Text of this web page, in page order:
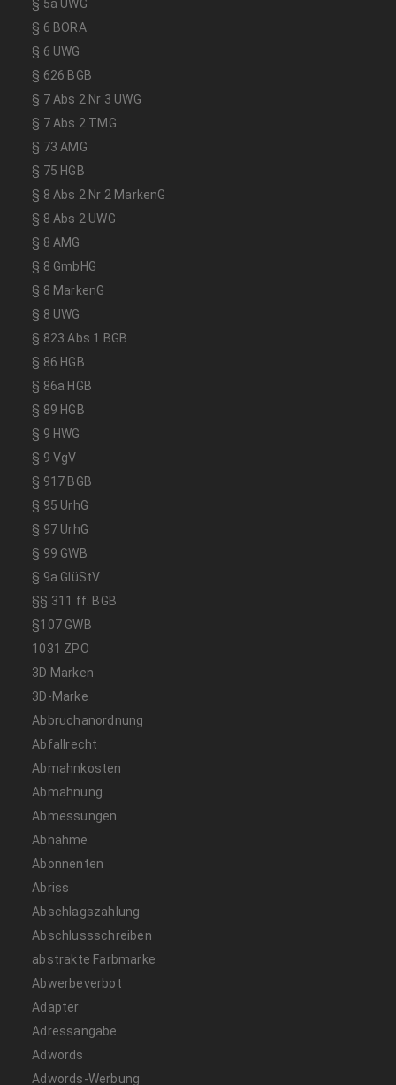
§ 5a UWG
§ 6 BORA
§ 6 UWG
§ 626 BGB
§ 7 Abs 2 Nr 3 UWG
§ 7 Abs 2 TMG
§ 73 AMG
§ 75 HGB
§ 8 Abs 2 Nr 2 MarkenG
§ 8 Abs 2 UWG
§ 8 AMG
§ 8 GmbHG
§ 8 MarkenG
§ 8 UWG
§ 823 Abs 1 BGB
§ 86 HGB
§ 86a HGB
§ 89 HGB
§ 9 HWG
§ 9 VgV
§ 917 BGB
§ 95 UrhG
§ 97 UrhG
§ 99 GWB
§ 9a GlüStV
§§ 311 ff. BGB
§107 GWB
1031 ZPO
3D Marken
3D-Marke
Abbruchanordnung
Abfallrecht
Abmahnkosten
Abmahnung
Abmessungen
Abnahme
Abonnenten
Abriss
Abschlagszahlung
Abschlussschreiben
abstrakte Farbmarke
Abwerbeverbot
Adapter
Adressangabe
Adwords
Adwords-Werbung